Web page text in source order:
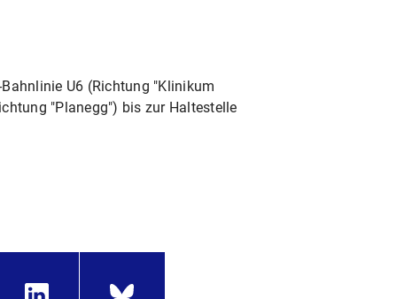
U6 (Richtung "Klinikum
"Planegg") bis zur Haltestelle